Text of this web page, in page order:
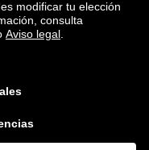
los gastos de embalaje y